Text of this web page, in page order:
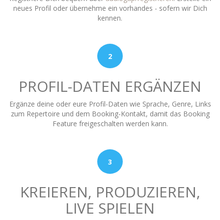
neues Profil oder übernehme ein vorhandes - sofern wir Dich
kennen.
2
PROFIL-DATEN ERGÄNZEN
Ergänze deine oder eure Profil-Daten wie Sprache, Genre, Links
zum Re­per­toire und dem Booking-Kontakt, damit das Booking
Feature freigeschalten werden kann.
3
KREIEREN, PRODUZIEREN,
LIVE SPIELEN